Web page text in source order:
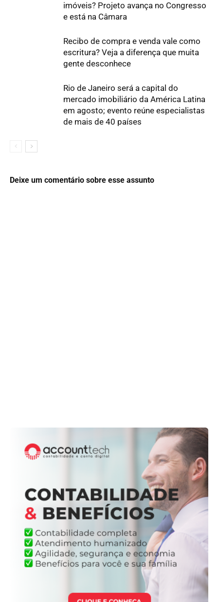
imóveis? Projeto avança no Congresso
e está na Câmara
Recibo de compra e venda vale como
escritura? Veja a diferença que muita
gente desconhece
Rio de Janeiro será a capital do
mercado imobiliário da América Latina
em agosto; evento reúne especialistas
de mais de 40 países
Deixe um comentário sobre esse assunto